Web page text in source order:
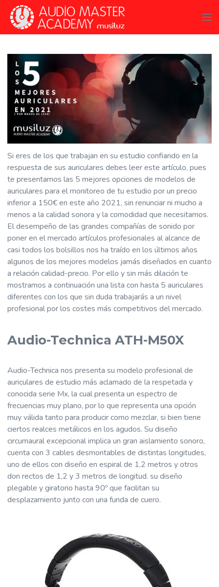
Si eres de los que trabajan en su estudio confiando en la
respuesta de sus auriculares debes leer este artículo, pues
te presentamos las 5 mejores opciones de modelos de
auriculares para el monitoreo de tu estudio por un precio
inferior a 150€ en este año 2021, sin renunciar ni mucho a
menos a la calidad sonora y la comodidad que necesitamos.
El desempeño de las grandes compañías de sonido por
poner en el mercado artículos profesionales al alcance de
casi todos los bolsillos nos ha traído en los últimos años
algunos de los mejores modelos jamás diseñados en cuanto
a relación calidad-precio. Por ello y sin más dilación te
mostramos a continuación una lista con hasta 5 auriculares
diferentes con los que sin duda trabajarás a un nivel
profesional por los costes más competitivos del mercado.
Audio-Tech­nica ATH-M50X
Audio-Technica nos presenta su modelo profesional de
auriculares de estudio más aclamado de la respetada y
conocida serie Mx, la cual presenta un espectro de
frecuencias muy plano, por lo que representa una opción
muy válida tanto para producir como mezclar, si bien tiene
ciertos realces metálicos en los agudos. Su diseño
circumaural excepcional implica un gran aislamiento sonoro,
cuenta con 3 cables desmontables de distintas longitudes,
uno de ellos con diseño en espiral de 1,2 metros y otros
don rectos de 1,2 y 3 metros de longitud. su diseño
plegable y giratorio hasta 90º que facilitan su
desplazamiento junto con una funda de cuero.